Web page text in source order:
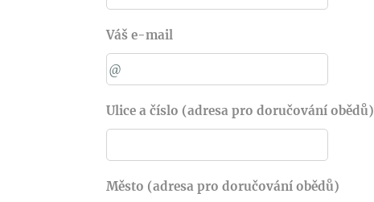
Váš e-mail
Ulice a číslo (adresa pro doručování obědů)
Město (adresa pro doručování obědů)